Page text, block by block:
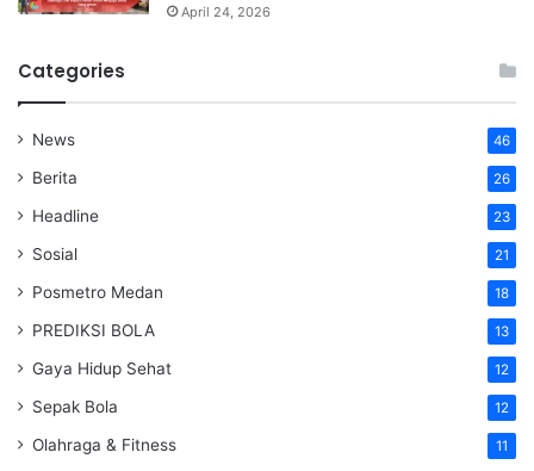
April 24, 2026
Categories
News 46
Berita 26
Headline 23
Sosial 21
Posmetro Medan 18
PREDIKSI BOLA 13
Gaya Hidup Sehat 12
Sepak Bola 12
Olahraga & Fitness 11